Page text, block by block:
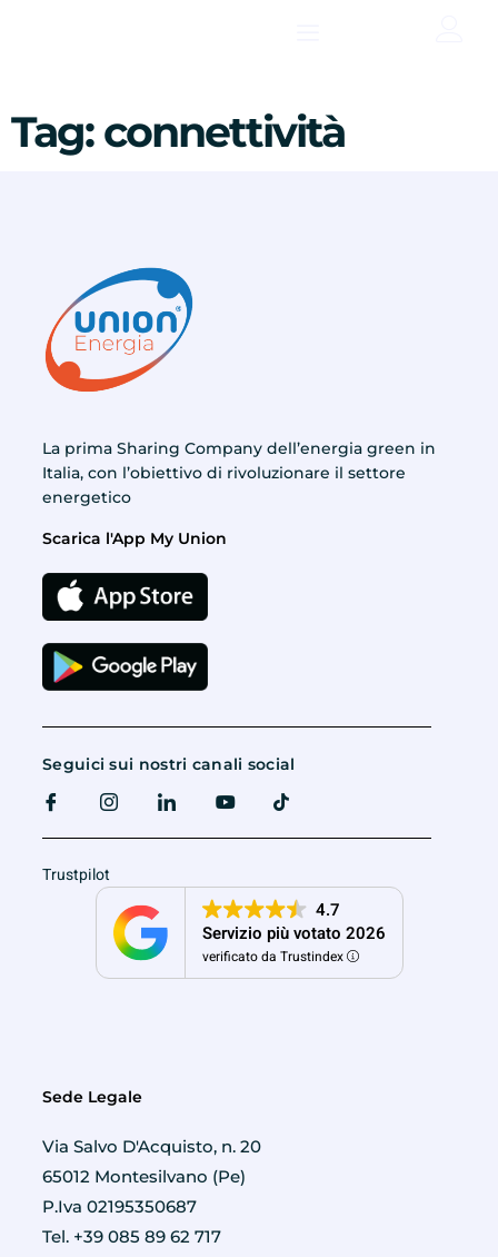
Tag:connettività
La prima Sharing Company dell’energia green in
Italia, con l’obiettivo di rivoluzionare il settore
energetico
Scarica l'App My Union
Seguici sui nostri canali social
Trustpilot
4.7
Servizio più votato 2026
verificato da Trustindex
Sede Legale
Via Salvo D'Acquisto, n. 20
65012 Montesilvano (Pe)
P.Iva 02195350687
Tel. +39 085 89 62 717